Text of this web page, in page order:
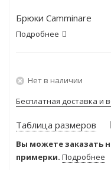
Брюки Camminare
Подробнее
Нет в наличии
Бесплатная доставка и
Таблица размеров
Вы можете заказать
примерки. Подробнее